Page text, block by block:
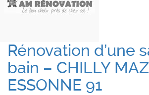
Rénovation d’une
bain – CHILLY
ESSONNE 91